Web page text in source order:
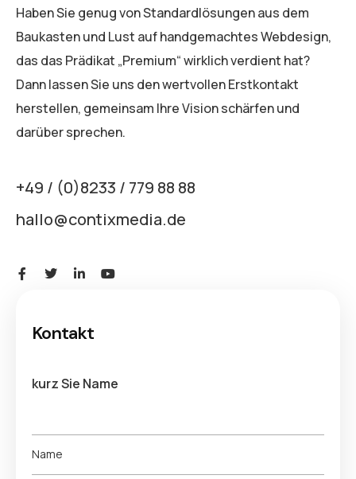
Haben Sie genug von Standardlösungen aus dem
Baukasten und Lust auf handgemachtes Webdesign,
das das Prädikat „Premium“ wirklich verdient hat?
Dann lassen Sie uns den wertvollen Erstkontakt
herstellen, gemeinsam Ihre Vision schärfen und
darüber sprechen.
+49 / (0)8233 / 779 88 88
hallo@contixmedia.de
Kontakt
kurz Sie Name